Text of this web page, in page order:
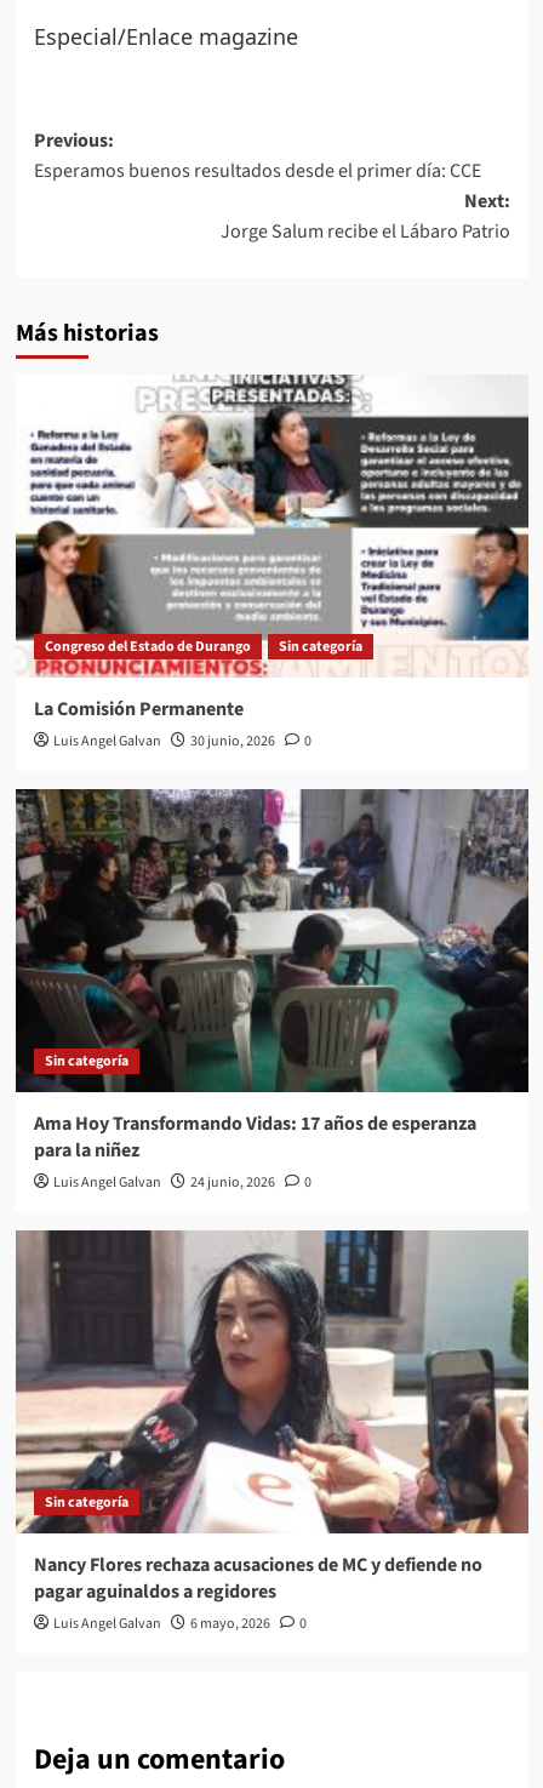
Especial/Enlace magazine
Post
navigation
Previous:
Esperamos buenos resultados desde el primer día: CCE
Next:
Jorge Salum recibe el Lábaro Patrio
Más historias
Congreso del Estado de Durango Sin categoría
La Comisión Permanente
Luis Angel Galvan 30 junio, 2026 0
Sin categoría
Ama Hoy Transformando Vidas: 17 años de esperanza
para la niñez
Luis Angel Galvan 24 junio, 2026 0
Sin categoría
Nancy Flores rechaza acusaciones de MC y defiende no
pagar aguinaldos a regidores
Luis Angel Galvan 6 mayo, 2026 0
Deja un comentario